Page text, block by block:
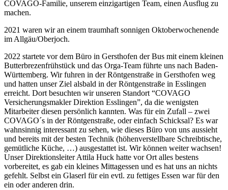
COVAGO-Familie, unserem einzigartigen Team, einen Ausflug zu
machen.
2021 waren wir an einem traumhaft sonnigen Oktoberwochenende
im Allgäu/Oberjoch.
2022 startete vor dem Büro in Gersthofen der Bus mit einem kleinen
Butterbrezenfrühstück und das Orga-Team führte uns nach Baden-
Württemberg. Wir fuhren in der Röntgenstraße in Gersthofen weg
und hatten unser Ziel alsbald in der Röntgenstraße in Esslingen
erreicht. Dort besuchten wir unseren Standort “COVAGO
Versicherungsmakler Direktion Esslingen”, da die wenigsten
Mitarbeiter diesen persönlich kannten. Was für ein Zufall – zwei
COVAGO´s in der Röntgenstraße, oder einfach Schicksal? Es war
wahnsinnig interessant zu sehen, wie dieses Büro von uns aussieht
und bereits mit der besten Technik (höhenverstellbare Schreibtische,
gemütliche Küche, …) ausgestattet ist. Wir können weiter wachsen!
Unser Direktionsleiter Attila Huck hatte vor Ort alles bestens
vorbereitet, es gab ein kleines Mittagessen und es hat uns an nichts
gefehlt. Selbst ein Glaserl für ein evtl. zu fettiges Essen war für den
ein oder anderen drin.